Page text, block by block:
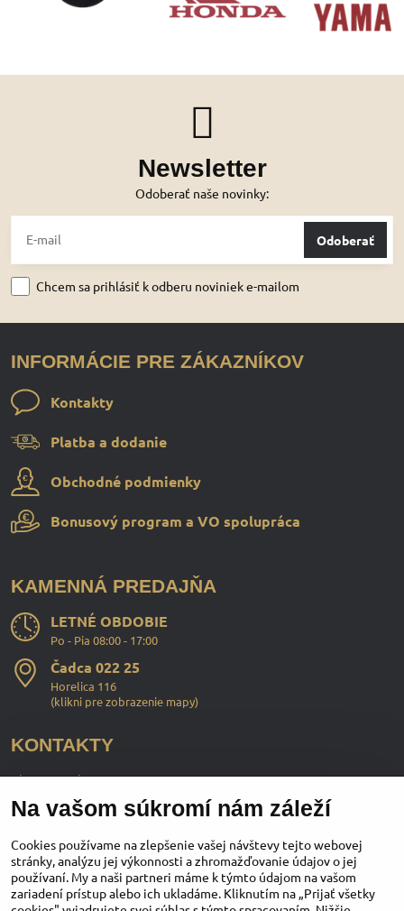
Newsletter
Odoberať naše novinky:
Odoberať
Chcem sa prihlásiť k odberu noviniek e-mailom
INFORMÁCIE PRE ZÁKAZNÍKOV
Kontakty
Platba a dodanie
Obchodné podmienky
Bonusový program a VO spolupráca
KAMENNÁ PREDAJŇA
LETNÉ OBDOBIE
Po - Pia 08:00 - 17:00
Čadca 022 25
Horelica 116
(klikni pre zobrazenie mapy)
KONTAKTY
ChopperStyle s.r.o.
Ing. Martin Murčo
+421 911 364 555
obchod​@chopperstyle​.sk
Na vašom súkromí nám záleží
Cookies používame na zlepšenie vašej návštevy tejto webovej
stránky, analýzu jej výkonnosti a zhromažďovanie údajov o jej
používaní. My a naši partneri máme k týmto údajom na vašom
zariadení prístup alebo ich ukladáme. Kliknutím na „Prijať všetky